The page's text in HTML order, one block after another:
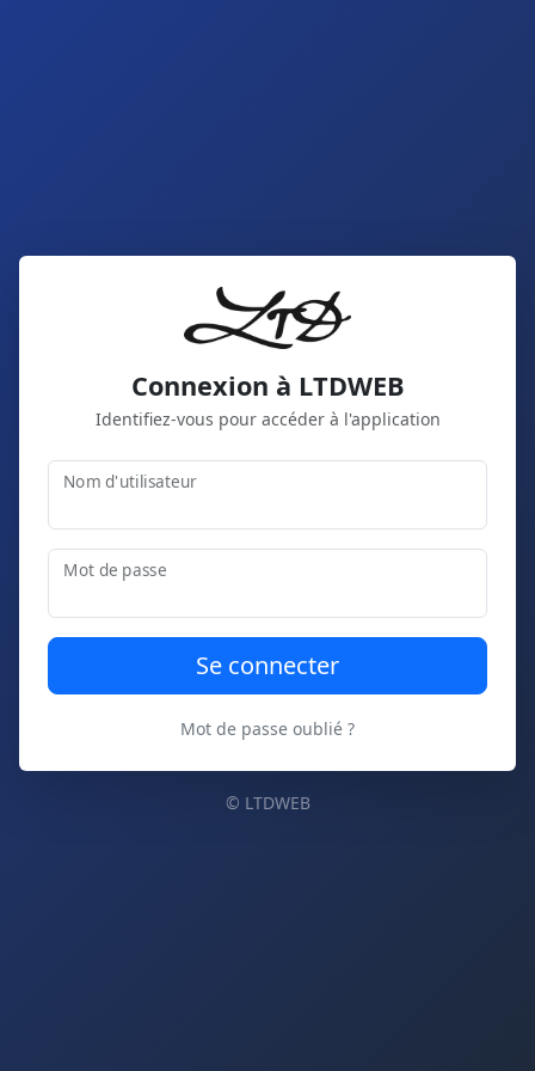
Connexion à LTDWEB
Identifiez-vous pour accéder à l'application
Nom d'utilisateur
Mot de passe
Mot de passe oublié ?
© LTDWEB